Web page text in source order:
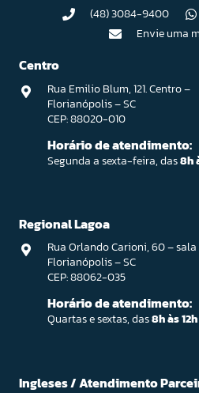
(48) 3084-9400
Envie uma
Centro
Rua Emilio Blum, 121. Centro –
Florianópolis – SC
CEP: 88020-010
Horário de atendimento:
Segunda a sexta-feira, das8h
Regional Lagoa
Rua Orlando Carioni, 60 –
Florianópolis – SC
CEP: 88062-035
Horário de atendimento:
Quartas e sextas, das8h às 12h
Ingleses / Atendimento